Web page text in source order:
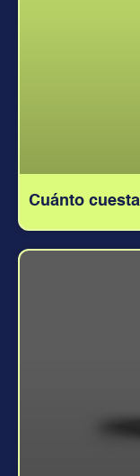
Cuánto